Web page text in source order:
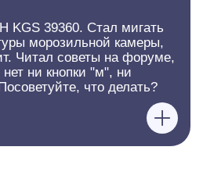
KGS 39360. Стал мигать
морозильной камеры,
Читал советы на форуме,
ни кнопки "м", ни
что делать?